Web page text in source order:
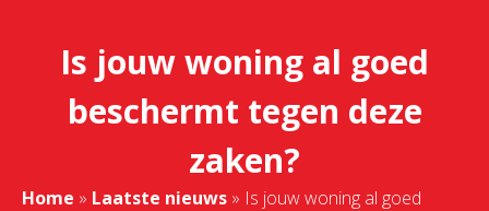
Is jouw woning al goed
beschermt tegen deze
zaken?
Home » Laatste nieuws » Is jouw woning al goed